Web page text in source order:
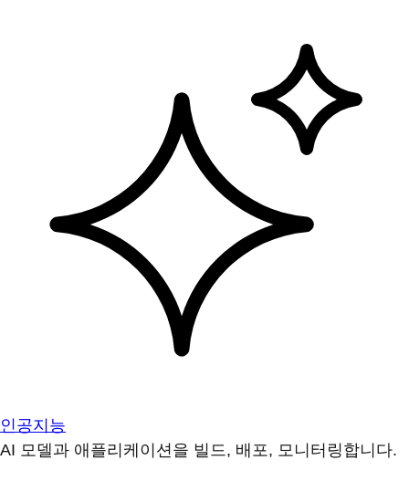
인공지능
AI 모델과 애플리케이션을 빌드, 배포, 모니터링합니다.